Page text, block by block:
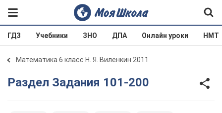
ГДЗ Учебники ЗНО ДПА Онлайн уроки НМТ
Математика 6 класс Н. Я. Виленкин 2011
Раздел Задания 101-200